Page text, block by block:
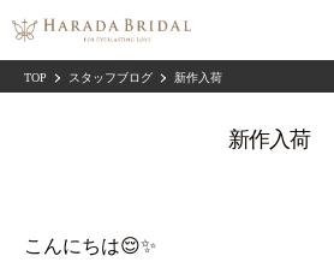
TOP スタッフブログ 新作入荷
新作入荷
こんにちは😌✨